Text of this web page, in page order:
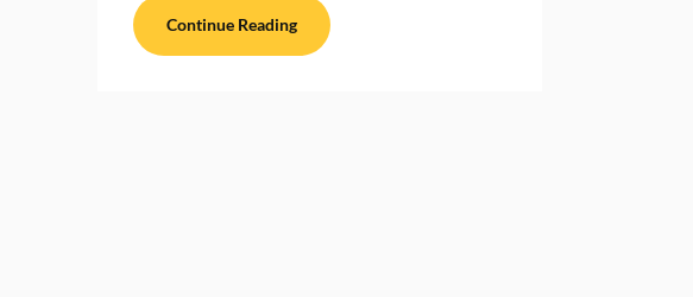
Continue Reading